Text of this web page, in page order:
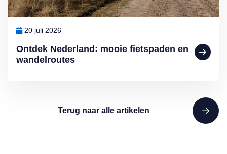
Ontdek Nederland: mooie fietspaden en
wandelroutes
20 juli 2026
Terug naar alle artikelen